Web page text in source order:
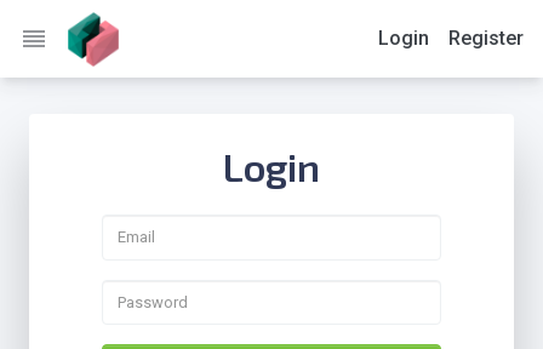
reorder Login Register
Login